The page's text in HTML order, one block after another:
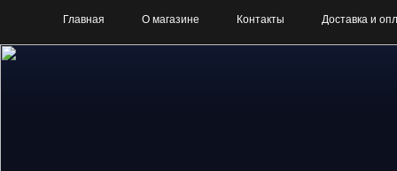
Главная О магазине Контакты Доставка и